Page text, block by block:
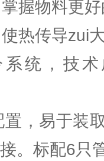
握物料更
热传导zui
统，技
，易于装
。标配6只